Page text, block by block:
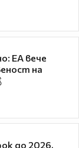
EA вече
на
до 2026,